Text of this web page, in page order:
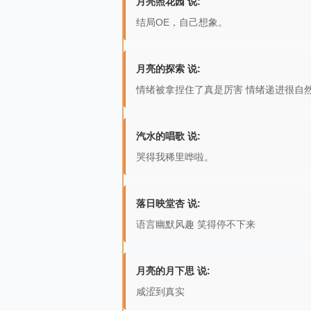
结局OE，自己想象。
月亮的探索 说:
情绪被拿捏住了真是厉害 情绪递进很自
汽水的唱歌 说:
哭得我稀里哗啦。
落日映堂杏 说:
语言幽默风趣 笑得停不下来
月亮的月下思 说:
咸涩到真实